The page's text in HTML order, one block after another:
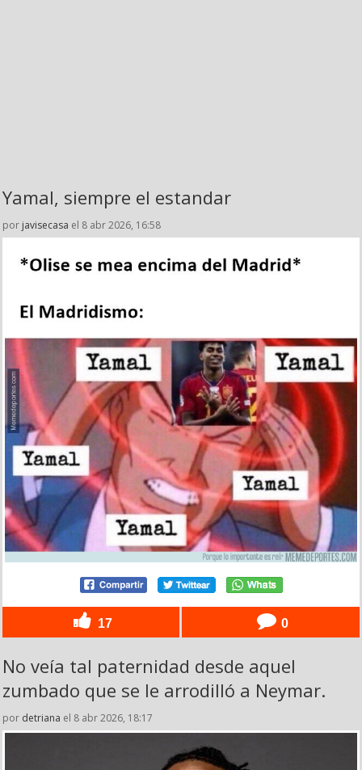
Yamal, siempre el estandar
por javisecasa el 8 abr 2026, 16:58
17 0
No veía tal paternidad desde aquel
zumbado que se le arrodilló a Neymar.
por detriana el 8 abr 2026, 18:17